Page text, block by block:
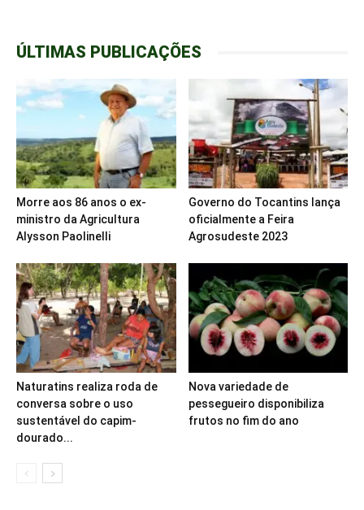
ÚLTIMAS PUBLICAÇÕES
Morre aos 86 anos o ex-
ministro da Agricultura
Alysson Paolinelli
Governo do Tocantins lança
oficialmente a Feira
Agrosudeste 2023
Naturatins realiza roda de
conversa sobre o uso
sustentável do capim-
dourado...
Nova variedade de
pessegueiro disponibiliza
frutos no fim do ano